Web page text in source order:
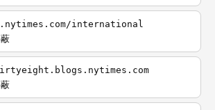
international